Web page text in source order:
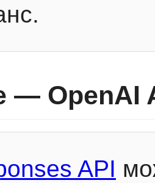
— OpenAI
API